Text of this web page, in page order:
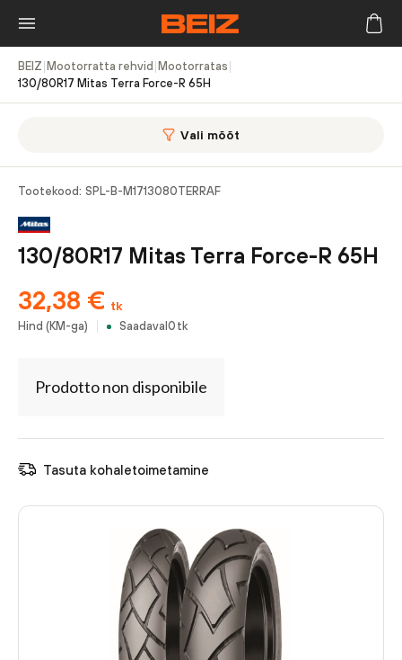
BEIZ Mootorratta rehvid Mootorratas
130/80R17 Mitas Terra Force-R 65H
Vali mõõt
Tootekood: SPL-B-M1713080TERRAF
130/80R17 Mitas Terra Force-R 65H
32,38 € tk
Hind (KM-ga) Saadaval 0 tk
Prodotto non disponibile
Tasuta kohaletoimetamine